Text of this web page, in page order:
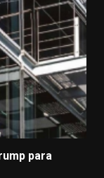
para